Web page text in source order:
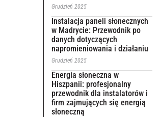
Grudzień 2025
Instalacja paneli słonecznych
w Madrycie: Przewodnik po
danych dotyczących
napromieniowania i działaniu
Grudzień 2025
Energia słoneczna w
Hiszpanii: profesjonalny
przewodnik dla instalatorów i
firm zajmujących się energią
słoneczną